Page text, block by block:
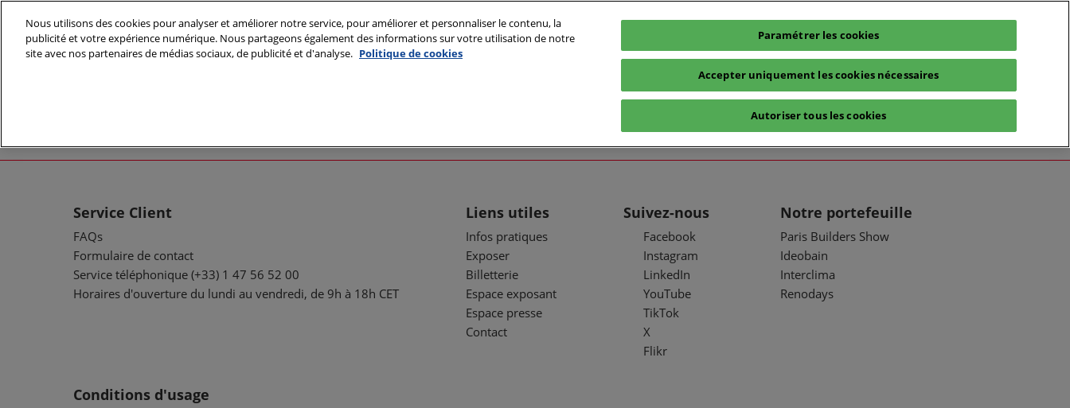
au
contenu
28/09/2026 - 01/10/2026
Service Client
FAQs
Formulaire de contact
Service téléphonique (+33) 1 47 56 52 00
Horaires d'ouverture du lundi au vendredi, de 9h à 18h CET
Liens utiles
Infos pratiques
Exposer
Billetterie
Espace exposant
Espace presse
Contact
Suivez-nous
Facebook
Instagram
LinkedIn
YouTube
TikTok
X
Flikr
Notre portefeuille
Paris Builders Show
Ideobain
Interclima
Renodays
Conditions d'usage
Nous utilisons des cookies pour analyser et améliorer notre service, pour améliorer et personnaliser le contenu, la
publicité et votre expérience numérique. Nous partageons également des informations sur votre utilisation de notre
site avec nos partenaires de médias sociaux, de publicité et d'analyse. Politique de cookies
Paramétrer les cookies
Accepter uniquement les cookies nécessaires
Autoriser tous les cookies